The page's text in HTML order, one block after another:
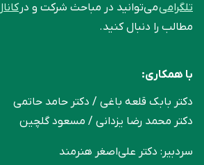
تلگرامیمی‌توانید در مباحث شرکت و در
مطالب را دنبال کنید.
با همکاری:
دکتر بابک قلعه‌ باغی / دکتر حامد حاتمی
دکتر محمد رضا یزدانی / مسعود گلچین
سردبیر: دکتر علی‌اصغر هنرمند